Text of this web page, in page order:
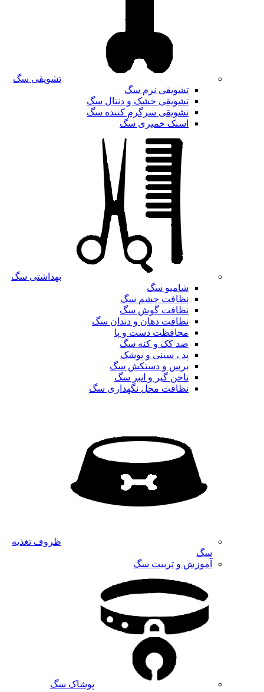
تشویقی سگ
تشویقی نرم سگ
تشویقی خشک و دنتال سگ
تشویقی سرگرم کننده سگ
اسنک خمیری سگ
بهداشتی سگ
شامپو سگ
نظافت چشم سگ
نظافت گوش سگ
نظافت دهان و دندان سگ
محافظت دست و پا
ضد کک و کنه سگ
پد ، سینی و پوشک
برس و دستکش سگ
ناخن گیر و انبر سگ
نظافت محل نگهداری سگ
ظروف تغذیه
سگ
آموزش و تربیت سگ
پوشاک سگ